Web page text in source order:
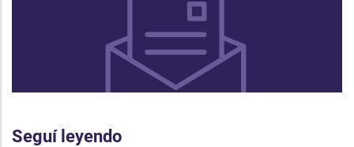
Seguí leyendo